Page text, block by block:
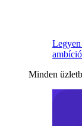
Legyen
Minden